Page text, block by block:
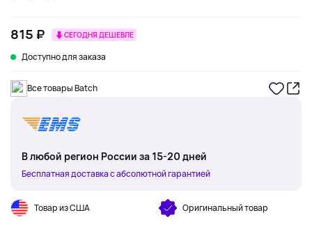
815 ₽ СЕГОДНЯ ДЕШЕВЛЕ
Доступно для заказа
Все товары Batch
В любой регион России за 15-20 дней
Бесплатная доставка с абсолютной гарантией
Товар из США Оригинальный товар